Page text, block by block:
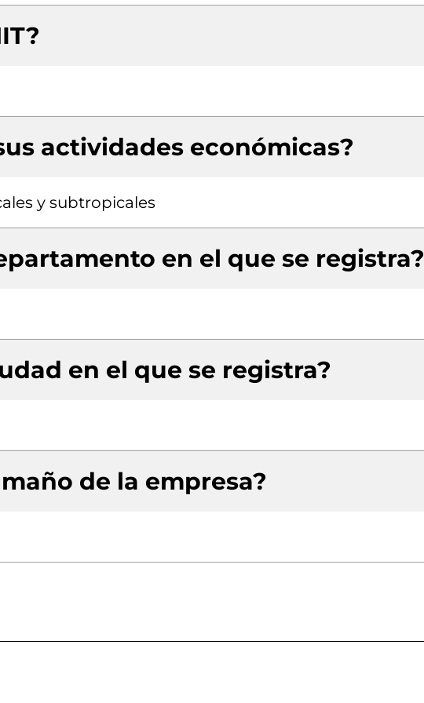
actividades económicas?
y subtropicales
en el que se registra?
en el que se registra?
de la empresa?